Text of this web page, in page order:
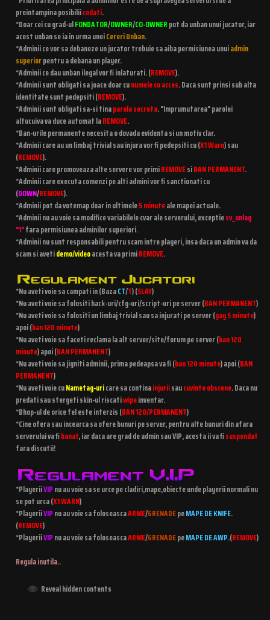
preintampina posibiliicodati.
*Doar cei cu grad-ulFONDATOR/OWNER/CO-OWNERpot da unban unui jucator, iar
acest unban se ia in urma uneiCereri Unban.
*Adminii ce vor sa debaneze un jucator trebuie sa aiba permisiunea unuiadmin
superiorpentru a debana un player.
*Adminii ce dau unban ilegal vor fi inlaturati. (REMOVE).
*Adminii sunt obligati sa joace doar cunumele cu acces. Daca sunt prinsi sub alta
identitate sunt pedepsiti (REMOVE).
*Adminii sunt obligati sa-si tinaparola secreta. "Imprumutarea" parolei
altucuiva va duce automat laREMOVE.
*Ban-urile permanente necesita o dovada evidenta si un motiv clar.
*Adminii care au un limbaj trivial sau injura vor fi pedepsiti cu (X1 Warn) sau
(REMOVE).
*Adminii care promoveaza alte servere vor primiREMOVEsiBAN PERMANENT.
*Adminii care executa comenzi pe alti admini vor fi sanctionati cu
(DOWN/REMOVE).
*Adminii pot da votemap doar in ultimele5 minuteale mapei actuale.
*Adminii nu au voie sa modifice variabilele cvar ale serverului, exceptiesv_unlag
"1"fara permisiunea adminilor superiori.
*Adminii nu sunt responsabili pentru scam intre playeri, insa daca un admin va da
scam si avetidemo/videoacesta va primiREMOVE.
*Nu aveti voie sa campati in (BazaCT/T) (SLAY)
*Nu aveti voie sa folositi hack-uri/cfg-uri/script-uri pe server (BAN PERMANENT)
*Nu aveti voie sa folositi un limbaj trivial sau sa injurati pe server (gag 5 minute)
apoi (ban 120 minute)
*Nu aveti voie sa faceti reclama la alt server/site/forum pe server (ban 120
minute) apoi (BAN PERMANENT)
*Nu aveti voie sa jigniti adminii, prima pedeapsa va fi (ban 120 minute) apoi (BAN
PERMANENT)
*Nu aveti voie cuNametag-uricare sa continainjuriisaucuvinte obscene. Daca nu
predati sau stergeti skin-ul riscatiwipeinventar.
*Bhop-ul de orice fel este interzis (BAN 120/PERMANENT)
*Cine ofera sau incearca sa ofere bunuri pe server, pentru alte bunuri din afara
serverului va fibanat, iar daca are grad de admin sau VIP, acesta ii va fisuspendat
fara discutii!
*PlayeriiVIPnu au voie sa se urce pe cladiri,mape,obiecte unde playerii normali nu
se pot urca (X1 WARN)
*PlayeriiVIPnu au voie sa foloseascaARME/GRENADEpeMAPE DE KNIFE.
(REMOVE)
*PlayeriiVIPnu au voie sa foloseascaARME/GRENADEpeMAPE DE AWP.(REMOVE)
Regula inutila..
Reveal hidden contents